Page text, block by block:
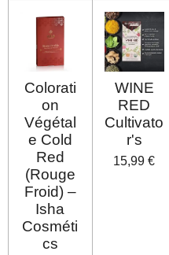
Colorati
on
Végétal
e Cold
Red
(Rouge
Froid) –
Isha
Cosméti
cs
WINE
RED
Cultivato
r's
15,99 €